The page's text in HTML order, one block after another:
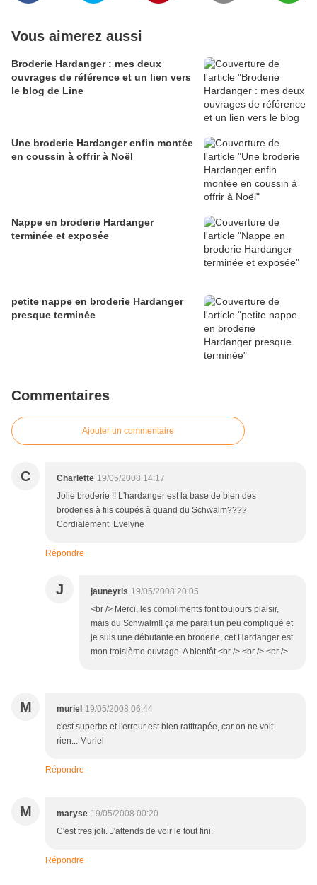
Vous aimerez aussi
Broderie Hardanger : mes deux
ouvrages de référence et un lien vers
le blog de Line
Une broderie Hardanger enfin montée
en coussin à offrir à Noël
Nappe en broderie Hardanger
terminée et exposée
petite nappe en broderie Hardanger
presque terminée
Commentaires
Ajouter un commentaire
C Charlette 19/05/2008 14:17
Jolie broderie !! L'hardanger est la base de bien des
broderies à fils coupés à quand du Schwalm????
Cordialement Evelyne
Répondre
J jauneyris 19/05/2008 20:05
<br /> Merci, les compliments font toujours plaisir,
mais du Schwalm!! ça me parait un peu compliqué et
je suis une débutante en broderie, cet Hardanger est
mon troisième ouvrage. A bientôt.<br /> <br /> <br />
M muriel 19/05/2008 06:44
c'est superbe et l'erreur est bien ratttrapée, car on ne voit
rien... Muriel
Répondre
M maryse 19/05/2008 00:20
C'est tres joli. J'attends de voir le tout fini.
Répondre